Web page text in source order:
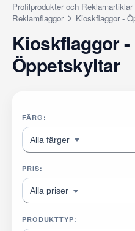
Profilprodukter och Reklamartiklar
Reklamflaggor
Kioskflaggor -
Kioskflaggor
Öppetskyltar
FÄRG:
Alla färger
PRIS:
Alla priser
PRODUKTTYP: